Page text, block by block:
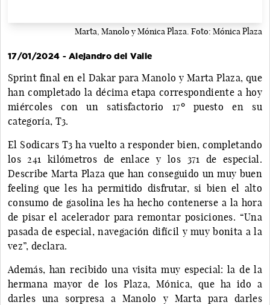
Marta, Manolo y Mónica Plaza. Foto: Mónica Plaza
17/01/2024 - Alejandro del Valle
Sprint final en el Dakar para Manolo y Marta Plaza, que
han completado la décima etapa correspondiente a hoy
miércoles con un satisfactorio 17º puesto en su
categoría, T3.
El Sodicars T3 ha vuelto a responder bien, completando
los 241 kilómetros de enlace y los 371 de especial.
Describe Marta Plaza que han conseguido un muy buen
feeling que les ha permitido disfrutar, si bien el alto
consumo de gasolina les ha hecho contenerse a la hora
de pisar el acelerador para remontar posiciones. “Una
pasada de especial, navegación difícil y muy bonita a la
vez”, declara.
Además, han recibido una visita muy especial: la de la
hermana mayor de los Plaza, Mónica, que ha ido a
darles una sorpresa a Manolo y Marta para darles